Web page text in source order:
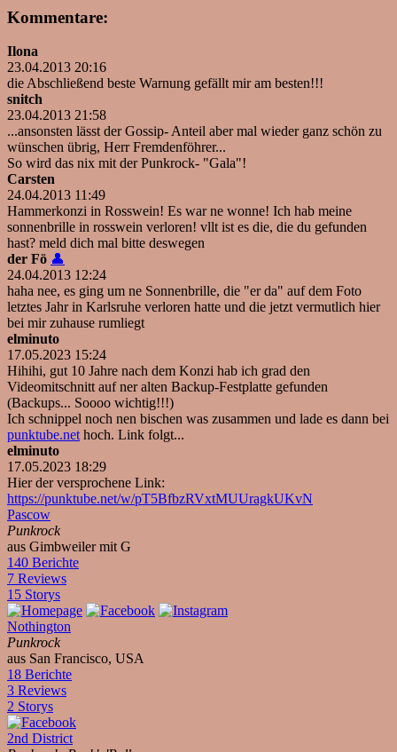
Kommentare:
Ilona
23.04.2013 20:16
die Abschließend beste Warnung gefällt mir am besten!!!
snitch
23.04.2013 21:58
...ansonsten lässt der Gossip- Anteil aber mal wieder ganz schön zu
wünschen übrig, Herr Fremdenföhrer...
So wird das nix mit der Punkrock- "Gala"!
Carsten
24.04.2013 11:49
Hammerkonzi in Rosswein! Es war ne wonne! Ich hab meine
sonnenbrille in rosswein verloren! vllt ist es die, die du gefunden
hast? meld dich mal bitte deswegen
der Fö 👤
24.04.2013 12:24
haha nee, es ging um ne Sonnenbrille, die "er da" auf dem Foto
letztes Jahr in Karlsruhe verloren hatte und die jetzt vermutlich hier
bei mir zuhause rumliegt
elminuto
17.05.2023 15:24
Hihihi, gut 10 Jahre nach dem Konzi hab ich grad den
Videomitschnitt auf ner alten Backup-Festplatte gefunden
(Backups... Soooo wichtig!!!)
Ich schnippel noch nen bischen was zusammen und lade es dann bei
punktube.net hoch. Link folgt...
elminuto
17.05.2023 18:29
Hier der versprochene Link:
https://punktube.net/w/pT5BfbzRVxtMUUragkUKvN
Pascow
Punkrock
aus Gimbweiler mit G
140 Berichte
7 Reviews
15 Storys
Nothington
Punkrock
aus San Francisco, USA
18 Berichte
3 Reviews
2 Storys
2nd District